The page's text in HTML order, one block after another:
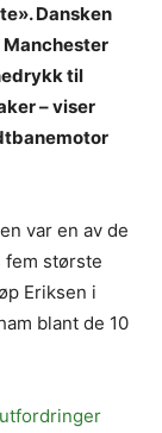
Dansken
til
– viser
var en av de
fem største
Eriksen i
blant de 10